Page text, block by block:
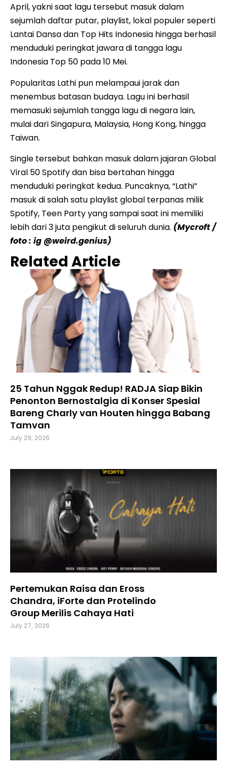
April, yakni saat lagu tersebut masuk dalam
sejumlah daftar putar, playlist, lokal populer seperti
Lantai Dansa dan Top Hits Indonesia hingga berhasil
menduduki peringkat jawara di tangga lagu
Indonesia Top 50 pada 10 Mei.
Popularitas Lathi pun melampaui jarak dan
menembus batasan budaya. Lagu ini berhasil
memasuki sejumlah tangga lagu di negara lain,
mulai dari Singapura, Malaysia, Hong Kong, hingga
Taiwan.
Single tersebut bahkan masuk dalam jajaran Global
Viral 50 Spotify dan bisa bertahan hingga
menduduki peringkat kedua. Puncaknya, “Lathi”
masuk di salah satu playlist global terpanas milik
Spotify, Teen Party yang sampai saat ini memiliki
lebih dari 3 juta pengikut di seluruh dunia. (Mycroft /
foto : ig @weird.genius)
Related Article
25 Tahun Nggak Redup! RADJA Siap Bikin
Penonton Bernostalgia di Konser Spesial
Bareng Charly van Houten hingga Babang
Tamvan
July 29, 2026
Pertemukan Raisa dan Eross
Chandra, iForte dan Protelindo
Group Merilis Cahaya Hati
July 27, 2026